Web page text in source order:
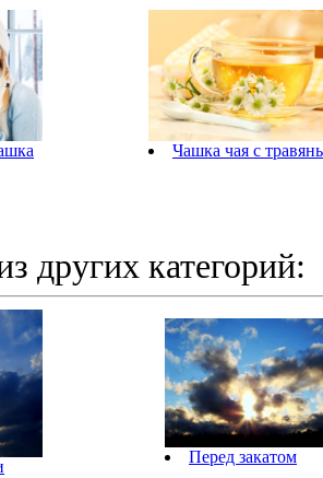
Чашка чая с
других категорий:
Перед закатом